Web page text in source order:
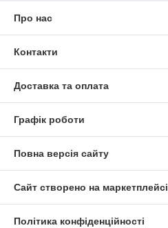
Про нас
Контакти
Доставка та оплата
Графік роботи
Повна версія сайту
Сайт створено на маркетплейсі
Політика конфіденційності